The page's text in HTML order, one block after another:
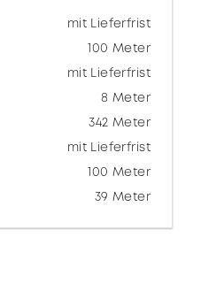
mit Lieferfrist
100 Meter
mit Lieferfrist
8 Meter
342 Meter
mit Lieferfrist
100 Meter
39 Meter